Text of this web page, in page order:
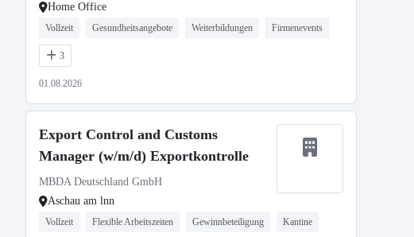
Home Office
Vollzeit Gesundheitsangebote Weiterbildungen Firmenevents
3
01.08.2026
Export Control and Customs
Manager (w/m/d) Exportkontrolle
MBDA Deutschland GmbH
Aschau am lnn
Vollzeit Flexible Arbeitszeiten Gewinnbeteiligung Kantine